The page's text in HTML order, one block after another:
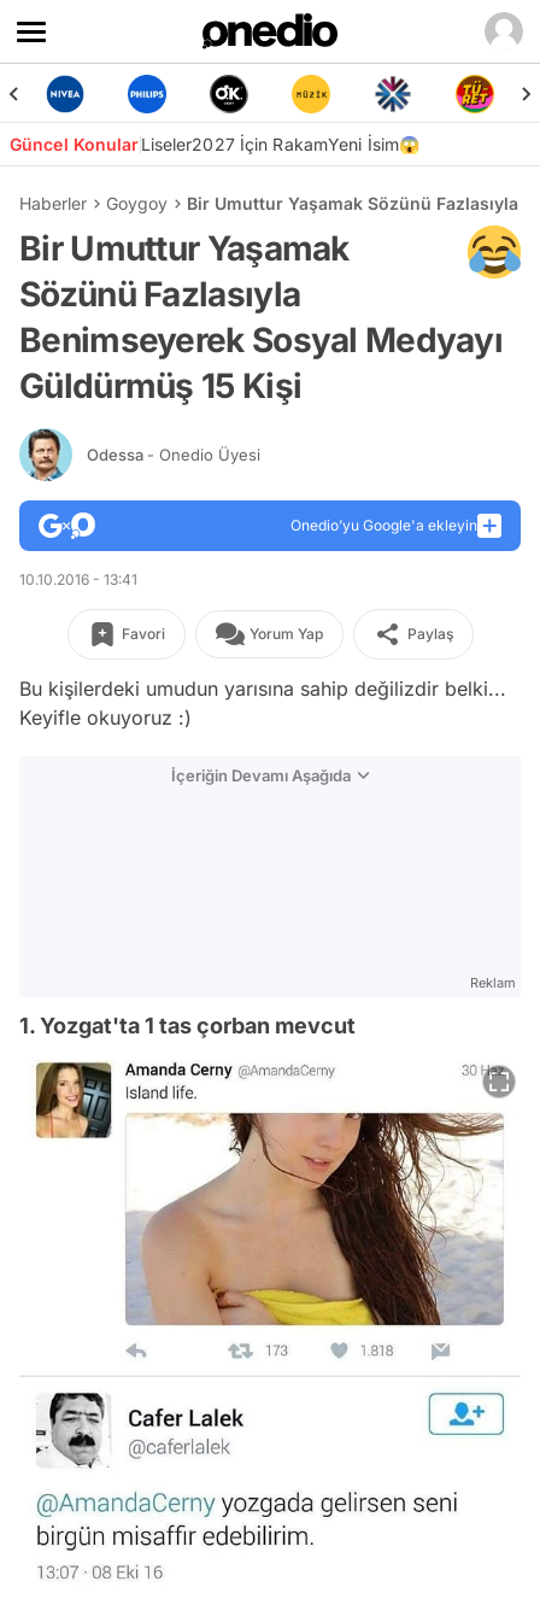
Güncel KonularLiseler2027 İçin RakamYeni İsim😱
Haberler Goygoy Bir Umuttur Yaşamak Sözünü Fazlasıyla
Bir Umuttur Yaşamak
Sözünü Fazlasıyla
Benimseyerek Sosyal Medyayı
Güldürmüş 15 Kişi
Odessa - Onedio Üyesi
Onedio’yu Google'a ekleyin
10.10.2016 - 13:41
Favori Yorum Yap Paylaş
Bu kişilerdeki umudun yarısına sahip değilizdir belki...
Keyifle okuyoruz :)
İçeriğin Devamı Aşağıda
Reklam
1. Yozgat'ta 1 tas çorban mevcut